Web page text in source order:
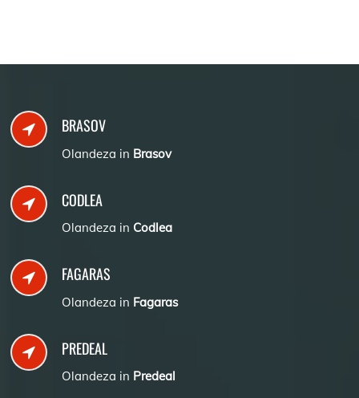
BRASOV
Olandeza in Brasov
CODLEA
Olandeza in Codlea
FAGARAS
Olandeza in Fagaras
PREDEAL
Olandeza in Predeal